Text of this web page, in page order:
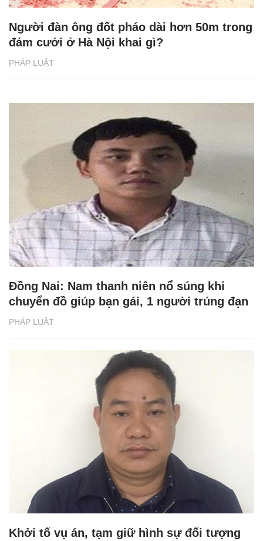
PHÁP LUẬT
Người đàn ông đốt pháo dài hơn 50m trong
đám cưới ở Hà Nội khai gì?
PHÁP LUẬT
Đồng Nai: Nam thanh niên nổ súng khi
chuyển đồ giúp bạn gái, 1 người trúng đạn
Khởi tố vụ án, tạm giữ hình sự đối tượng